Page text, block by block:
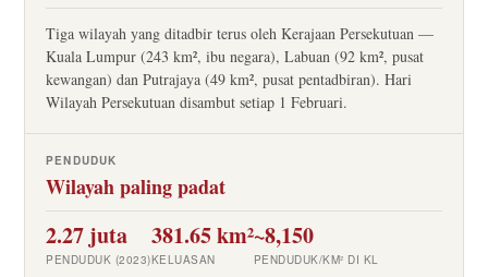
Tiga wilayah yang ditadbir terus oleh Kerajaan Persekutuan —
Kuala Lumpur (243 km², ibu negara), Labuan (92 km², pusat
kewangan) dan Putrajaya (49 km², pusat pentadbiran). Hari
Wilayah Persekutuan disambut setiap 1 Februari.
PENDUDUK
Wilayah paling padat
2.27 juta
PENDUDUK (2023)
381.65 km²
KELUASAN
~8,150
PENDUDUK/KM² DI KL